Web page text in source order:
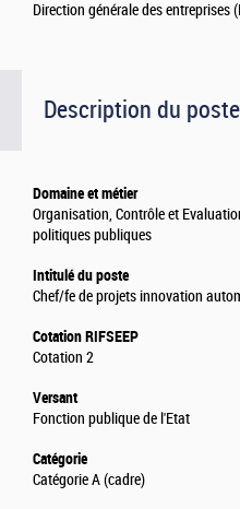
Description du poste
Domaine et métier
Organisation, Contrôle et
politiques publiques
Intitulé du poste
Chef/fe de projets innovation
Cotation RIFSEEP
Cotation 2
Versant
Fonction publique de l'Etat
Catégorie
Catégorie A (cadre)
Direction générale des entreprises